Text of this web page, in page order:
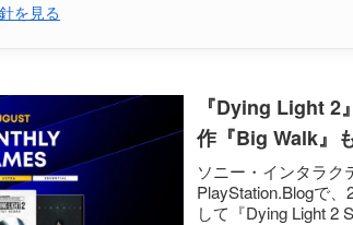
を見る
『Dying Light 2
作『Big Walk』
ソニー・インタラク
PlayStation.Blogで
して『Dying Light 2